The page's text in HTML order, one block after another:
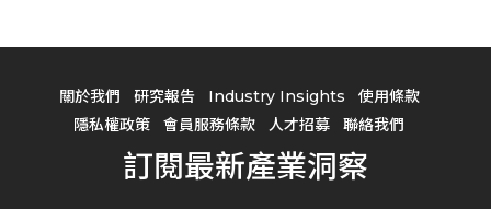
關於我們 研究報告 Industry Insights
使用條款
隱私權政策
會員服務條款 人才招募 聯絡我們
訂閱最新產業洞察